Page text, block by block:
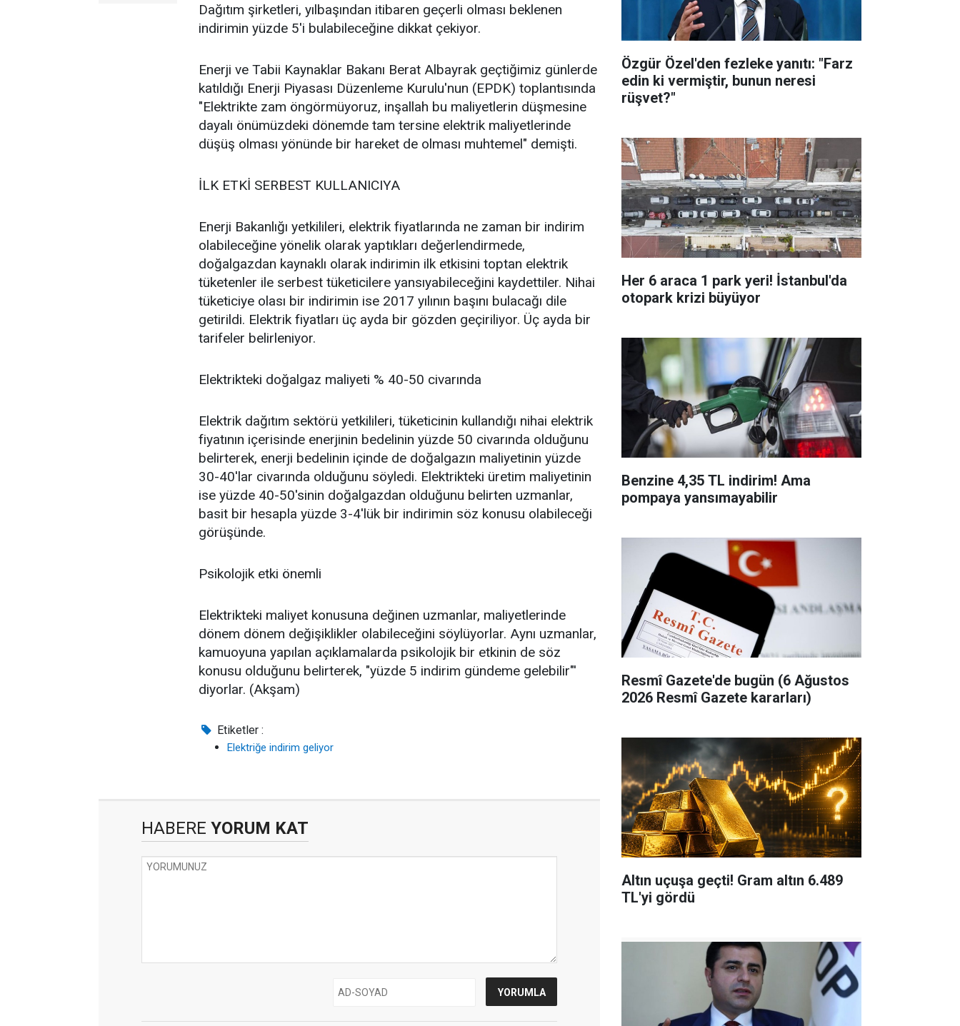
Dağıtım şirketleri, yılbaşından itibaren geçerli olması beklenen
indirimin yüzde 5'i bulabileceğine dikkat çekiyor.
Enerji ve Tabii Kaynaklar Bakanı Berat Albayrak geçtiğimiz günlerde
katıldığı Enerji Piyasası Düzenleme Kurulu'nun (EPDK) toplantısında
"Elektrikte zam öngörmüyoruz, inşallah bu maliyetlerin düşmesine
dayalı önümüzdeki dönemde tam tersine elektrik maliyetlerinde
düşüş olması yönünde bir hareket de olması muhtemel" demişti.
İLK ETKİ SERBEST KULLANICIYA
Enerji Bakanlığı yetkilileri, elektrik fiyatlarında ne zaman bir indirim
olabileceğine yönelik olarak yaptıkları değerlendirmede,
doğalgazdan kaynaklı olarak indirimin ilk etkisini toptan elektrik
tüketenler ile serbest tüketicilere yansıyabileceğini kaydettiler. Nihai
tüketiciye olası bir indirimin ise 2017 yılının başını bulacağı dile
getirildi. Elektrik fiyatları üç ayda bir gözden geçiriliyor. Üç ayda bir
tarifeler belirleniyor.
Elektrikteki doğalgaz maliyeti % 40-50 civarında
Elektrik dağıtım sektörü yetkilileri, tüketicinin kullandığı nihai elektrik
fiyatının içerisinde enerjinin bedelinin yüzde 50 civarında olduğunu
belirterek, enerji bedelinin içinde de doğalgazın maliyetinin yüzde
30-40'lar civarında olduğunu söyledi. Elektrikteki üretim maliyetinin
ise yüzde 40-50'sinin doğalgazdan olduğunu belirten uzmanlar,
basit bir hesapla yüzde 3-4'lük bir indirimin söz konusu olabileceği
görüşünde.
Psikolojik etki önemli
Elektrikteki maliyet konusuna değinen uzmanlar, maliyetlerinde
dönem dönem değişiklikler olabileceğini söylüyorlar. Aynı uzmanlar,
kamuoyuna yapılan açıklamalarda psikolojik bir etkinin de söz
konusu olduğunu belirterek, "yüzde 5 indirim gündeme gelebilir"'
diyorlar. (Akşam)
Etiketler :
Elektriğe indirim geliyor
HABERE YORUM KAT
Özgür Özel'den fezleke yanıtı: "Farz
edin ki vermiştir, bunun neresi
rüşvet?"
Her 6 araca 1 park yeri! İstanbul'da
otopark krizi büyüyor
Benzine 4,35 TL indirim! Ama
pompaya yansımayabilir
Resmî Gazete'de bugün (6 Ağustos
2026 Resmî Gazete kararları)
Altın uçuşa geçti! Gram altın 6.489
TL'yi gördü